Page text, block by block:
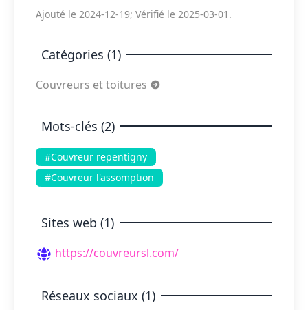
Ajouté le 2024-12-19; Vérifié le 2025-03-01.
Catégories (1)
Couvreurs et toitures
Mots-clés (2)
#Couvreur repentigny
#Couvreur l'assomption
Sites web (1)
https://couvreursl.com/
Réseaux sociaux (1)